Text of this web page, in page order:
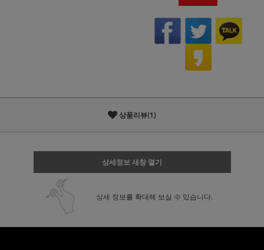
상품리뷰(1)
상세정보 새창 열기
상세 정보를 확대해 보실 수 있습니다.